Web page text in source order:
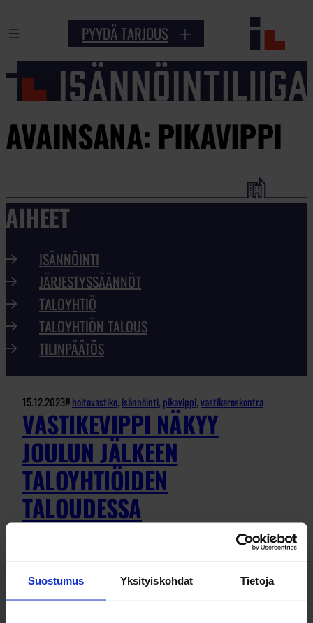
Suostumus Yksityiskohdat Tietoja
PYYDÄ TARJOUS
AVAINSANA: PIKAVIPPI
AIHEET
ISÄNNÖINTI
JÄRJESTYSSÄÄNNÖT
TALOYHTIÖ
TALOYHTIÖN TALOUS
TILINPÄÄTÖS
15.12.2023#hoitovastike, isännöinti, pikavippi, vastikereskontra
VASTIKEVIPPI NÄKYY
JOULUN JÄLKEEN
TALOYHTIÖIDEN
TALOUDESSA
halloween ja mitä näitä nyt on – juhlapyhiä.